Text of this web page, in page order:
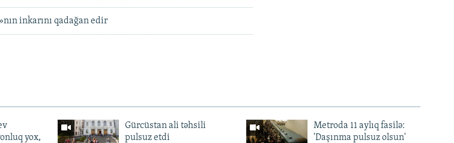
inkarını qadağan edir
yox,
Gürcüstan ali təhsili
pulsuz etdi
Metroda 11 aylıq fasilə:
'Daşınma pulsuz olsun'